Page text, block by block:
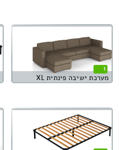
1
מערכת ישיבה פינתית XL